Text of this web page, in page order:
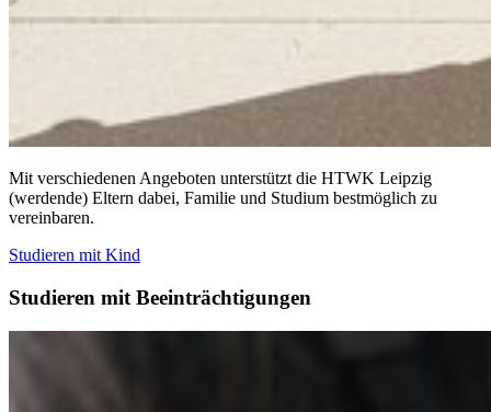
Mit verschiedenen Angeboten unterstützt die HTWK Leipzig
(werdende) Eltern dabei, Familie und Studium bestmöglich zu
vereinbaren.
Studieren mit Kind
Studieren mit Beeinträchtigungen